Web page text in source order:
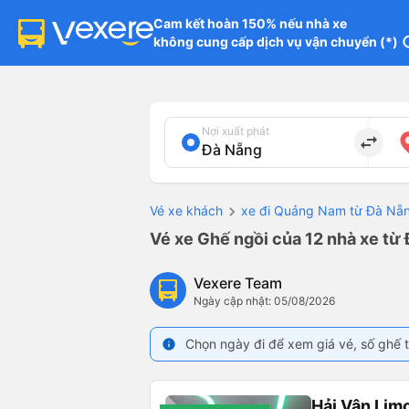
Cam kết hoàn 150% nếu nhà xe
không cung cấp dịch vụ vận chuyển (*)
Nơi xuất phát
import_export
Vé xe khách xe đi Quảng Nam từ Đà
Vé xe Ghế ngồi của 12 nhà xe từ
Vexere Team
Ngày cập nhật: 05/08/2026
info Chọn ngày đi để xem giá vé, số